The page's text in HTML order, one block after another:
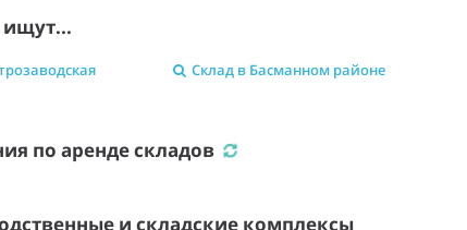
ищут...
Склад в Басманном районе
по аренде складов
и складские комплексы